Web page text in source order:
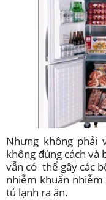
Nhưng không phải
không đúng cách và
vẫn có thể gây các
nhiễm khuẩn
tủ lạnh ra ăn.